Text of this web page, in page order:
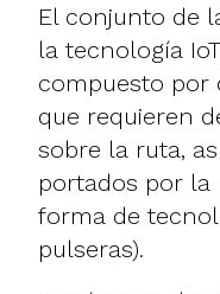
El conjunto de
la tecnología
compuesto por
que requieren
sobre la ruta,
portados por la
forma de
pulseras).